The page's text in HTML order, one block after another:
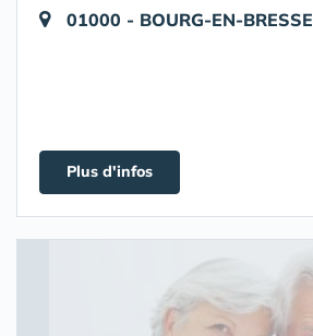
01000 - BOURG-EN-BRESSE
Plus d'infos